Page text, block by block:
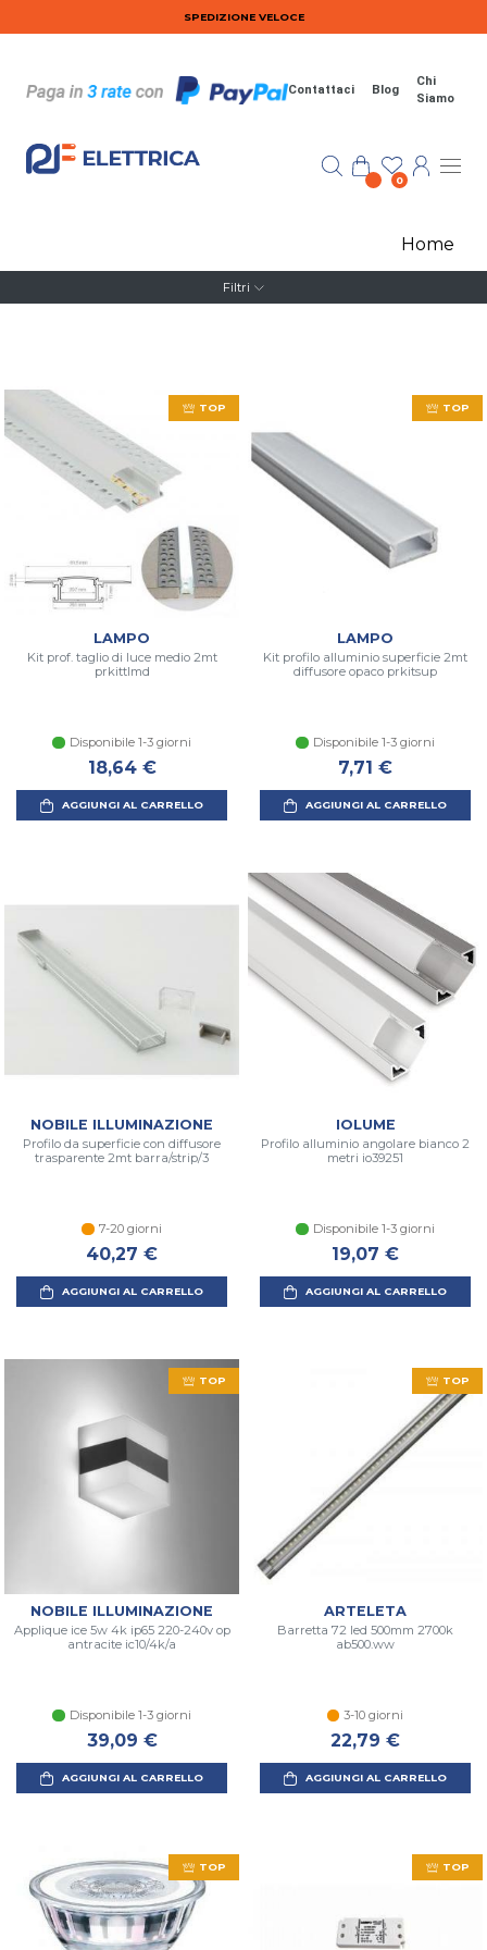
Salta al contenuto principaleSPEDIZIONE VELOCE
Contattaci Blog
Chi
Siamo
0
Home
Filtri
TOP
LAMPO
Kit prof. taglio di luce medio 2mt
prkittlmd
Disponibile 1-3 giorni
18,64 €
AGGIUNGI AL CARRELLO
TOP
LAMPO
Kit profilo alluminio superficie 2mt
diffusore opaco prkitsup
Disponibile 1-3 giorni
7,71 €
AGGIUNGI AL CARRELLO
NOBILE ILLUMINAZIONE
Profilo da superficie con diffusore
trasparente 2mt barra/strip/3
7-20 giorni
40,27 €
AGGIUNGI AL CARRELLO
IOLUME
Profilo alluminio angolare bianco 2
metri io39251
Disponibile 1-3 giorni
19,07 €
AGGIUNGI AL CARRELLO
TOP
NOBILE ILLUMINAZIONE
Applique ice 5w 4k ip65 220-240v op
antracite ic10/4k/a
Disponibile 1-3 giorni
39,09 €
AGGIUNGI AL CARRELLO
TOP
ARTELETA
Barretta 72 led 500mm 2700k
ab500.ww
3-10 giorni
22,79 €
AGGIUNGI AL CARRELLO
TOP TOP